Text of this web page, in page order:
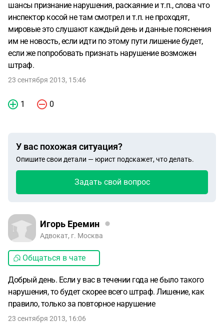
шансы признание нарушения, раскаяние и т.п., слова что
инспектор косой не там смотрел и т.п. не проходят,
мировые это слушают каждый день и данные пояснения
им не новость, если идти по этому пути лишение будет,
если же попробовать признать нарушение возможен
штраф.
23 сентября 2013, 15:46
1 0
У вас похожая ситуация?
Опишите свои детали — юрист подскажет, что делать.
Задать свой вопрос
Игорь Еремин
Адвокат, г. Москва
Общаться в чате
Добрый день. Если у вас в течении года не было такого
нарушения, то будет скорее всего штраф. Лишение, как
правило, только за повторное нарушение
23 сентября 2013, 16:06